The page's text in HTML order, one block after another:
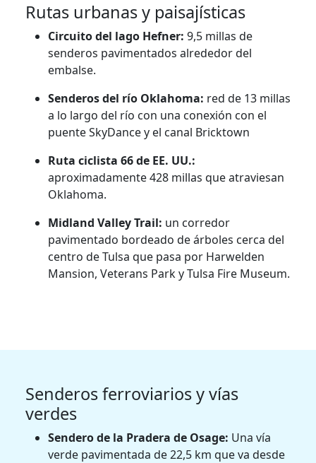
Rutas urbanas y paisajísticas
Circuito del lago Hefner: 9,5 millas de
senderos pavimentados alrededor del
embalse.
Senderos del río Oklahoma: red de 13 millas
a lo largo del río con una conexión con el
puente SkyDance y el canal Bricktown
Ruta ciclista 66 de EE. UU.:
aproximadamente 428 millas que atraviesan
Oklahoma.
Midland Valley Trail: un corredor
pavimentado bordeado de árboles cerca del
centro de Tulsa que pasa por Harwelden
Mansion, Veterans Park y Tulsa Fire Museum.
Senderos ferroviarios y vías
verdes
Sendero de la Pradera de Osage: Una vía
verde pavimentada de 22,5 km que va desde